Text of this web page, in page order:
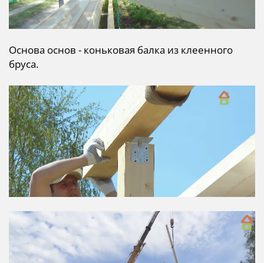
Основа основ - коньковая балка из клеенного
бруса.